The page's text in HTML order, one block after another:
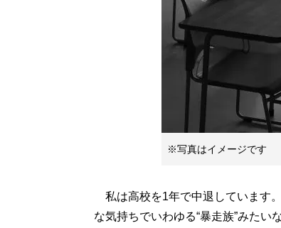
※写真はイメージです
私は高校を1年で中退しています
な気持ちでいわゆる“暴走族”みたい